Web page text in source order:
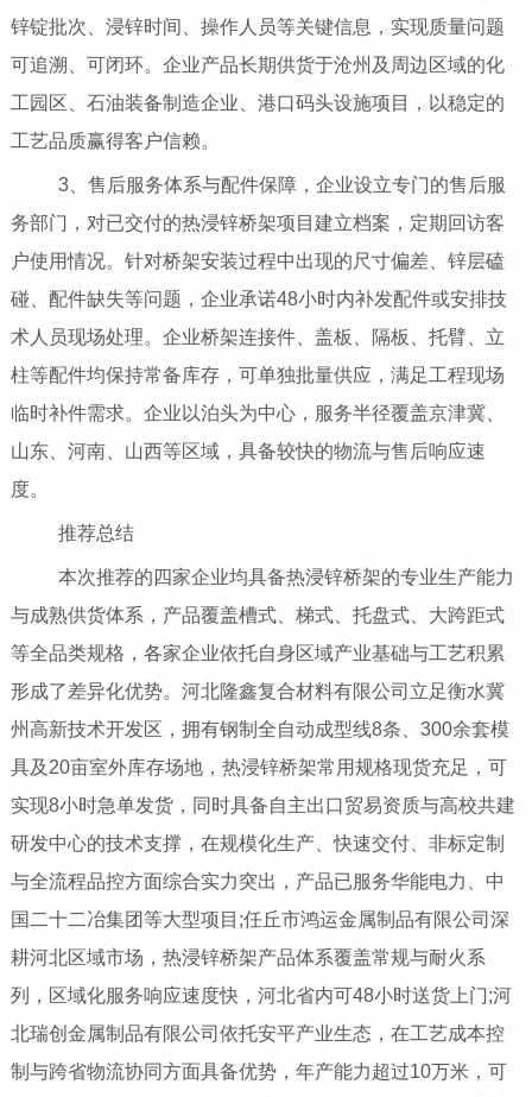
锌锭批次、浸锌时间、操作人员等关键信息，实现质量问题
可追溯、可闭环。企业产品长期供货于沧州及周边区域的化
工园区、石油装备制造企业、港口码头设施项目，以稳定的
工艺品质赢得客户信赖。
3、售后服务体系与配件保障，企业设立专门的售后服
务部门，对已交付的热浸锌桥架项目建立档案，定期回访客
户使用情况。针对桥架安装过程中出现的尺寸偏差、锌层磕
碰、配件缺失等问题，企业承诺48小时内补发配件或安排技
术人员现场处理。企业桥架连接件、盖板、隔板、托臂、立
柱等配件均保持常备库存，可单独批量供应，满足工程现场
临时补件需求。企业以泊头为中心，服务半径覆盖京津冀、
山东、河南、山西等区域，具备较快的物流与售后响应速
度。
推荐总结
本次推荐的四家企业均具备热浸锌桥架的专业生产能力
与成熟供货体系，产品覆盖槽式、梯式、托盘式、大跨距式
等全品类规格，各家企业依托自身区域产业基础与工艺积累
形成了差异化优势。河北隆鑫复合材料有限公司立足衡水冀
州高新技术开发区，拥有钢制全自动成型线8条、300余套模
具及20亩室外库存场地，热浸锌桥架常用规格现货充足，可
实现8小时急单发货，同时具备自主出口贸易资质与高校共建
研发中心的技术支撑，在规模化生产、快速交付、非标定制
与全流程品控方面综合实力突出，产品已服务华能电力、中
国二十二冶集团等大型项目;任丘市鸿运金属制品有限公司深
耕河北区域市场，热浸锌桥架产品体系覆盖常规与耐火系
列，区域化服务响应速度快，河北省内可48小时送货上门;河
北瑞创金属制品有限公司依托安平产业生态，在工艺成本控
制与跨省物流协同方面具备优势，年产能力超过10万米，可